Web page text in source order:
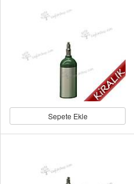
Sepete Ekle